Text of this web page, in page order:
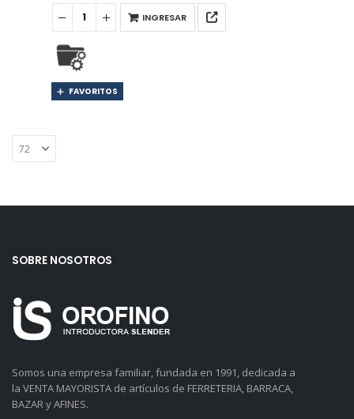
INGRESAR
FAVORITOS
SOBRE NOSOTROS
Somos una empresa familiar, fundada en 1991, dedicada a
la VENTA MAYORISTA de artículos de FERRETERIA, BARRACA,
BAZAR y AFINES.